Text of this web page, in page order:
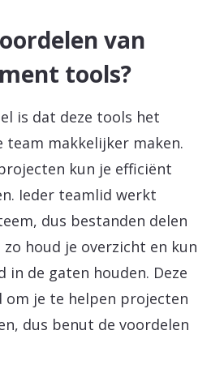
van
tools?
is dat deze tools het
team makkelijker maken.
kun je efficiënt
Ieder teamlid werkt
dus bestanden delen
houd je overzicht en kun
in de gaten houden. Deze
je te helpen projecten
dus benut de voordelen